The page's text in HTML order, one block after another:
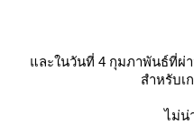
ละในวันที่ 4 กุมภาพันธ์ที่ผ่
สำหรับเ
ไม่น่